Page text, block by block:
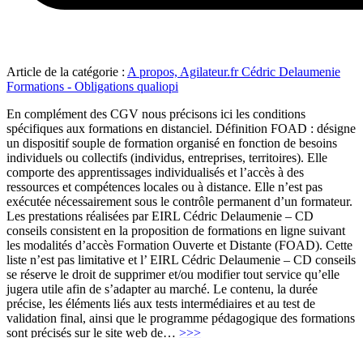
Article de la catégorie : A propos, Agilateur.fr Cédric Delaumenie
Formations - Obligations qualiopi
En complément des CGV nous précisons ici les conditions
spécifiques aux formations en distanciel. Définition FOAD : désigne
un dispositif souple de formation organisé en fonction de besoins
individuels ou collectifs (individus, entreprises, territoires). Elle
comporte des apprentissages individualisés et l’accès à des
ressources et compétences locales ou à distance. Elle n’est pas
exécutée nécessairement sous le contrôle permanent d’un formateur.
Les prestations réalisées par EIRL Cédric Delaumenie – CD
conseils consistent en la proposition de formations en ligne suivant
les modalités d’accès Formation Ouverte et Distante (FOAD). Cette
liste n’est pas limitative et l’ EIRL Cédric Delaumenie – CD conseils
se réserve le droit de supprimer et/ou modifier tout service qu’elle
jugera utile afin de s’adapter au marché. Le contenu, la durée
précise, les éléments liés aux tests intermédiaires et au test de
validation final, ainsi que le programme pédagogique des formations
sont précisés sur le site web de… >>>"CDG